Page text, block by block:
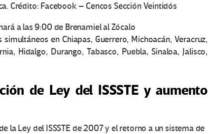
Crédito: Facebook – Cencos Sección Veintidós
a las 9:00 de Brenamiel al Zócalo
en Chiapas, Guerrero, Michoacán, Veracruz,
Hidalgo, Durango, Tabasco, Puebla, Sinaloa, Jalisco,
de Ley del ISSSTE y aumento
la Ley del ISSSTE de 2007 y el retorno a un sistema de